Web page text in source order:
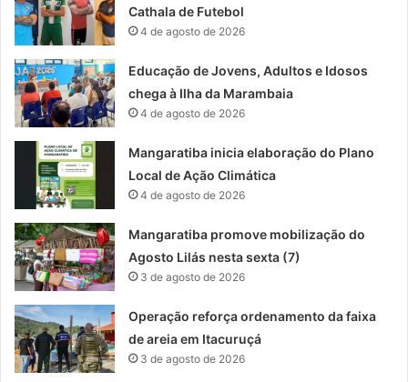
Cathala de Futebol
4 de agosto de 2026
Educação de Jovens, Adultos e Idosos
chega à Ilha da Marambaia
4 de agosto de 2026
Mangaratiba inicia elaboração do Plano
Local de Ação Climática
4 de agosto de 2026
Mangaratiba promove mobilização do
Agosto Lilás nesta sexta (7)
3 de agosto de 2026
Operação reforça ordenamento da faixa
de areia em Itacuruçá
3 de agosto de 2026